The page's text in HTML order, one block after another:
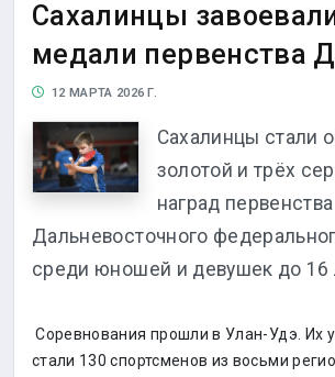
Сахалинцы
медали первенства
12 МАРТА 2026 Г.
Сахалинцы стали
золотой и трёх
наград первенства
Дальневосточного
среди юношей и девушек до 16
Соревнования прошли в Улан-Удэ. Их
стали 130 спортсменов из восьми